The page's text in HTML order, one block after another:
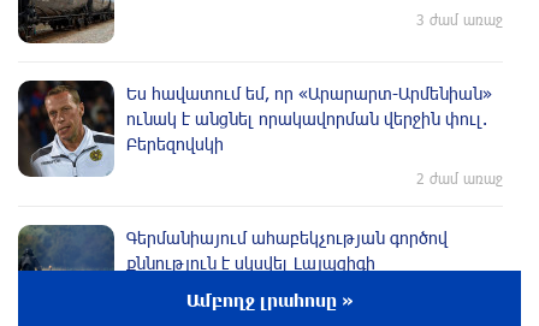
3 ժամ առաջ
Ես հավատում եմ, որ «Արարարտ-Արմենիան»
ունակ է անցնել որակավորման վերջին փուլ.
Բերեզովսկի
2 ժամ առաջ
Գերմանիայում ահաբեկչության գործով
քննություն է սկսվել Լայպցիգի
սարք հայտնաբերելուց հետո
Ամբողջ լրահոսը »